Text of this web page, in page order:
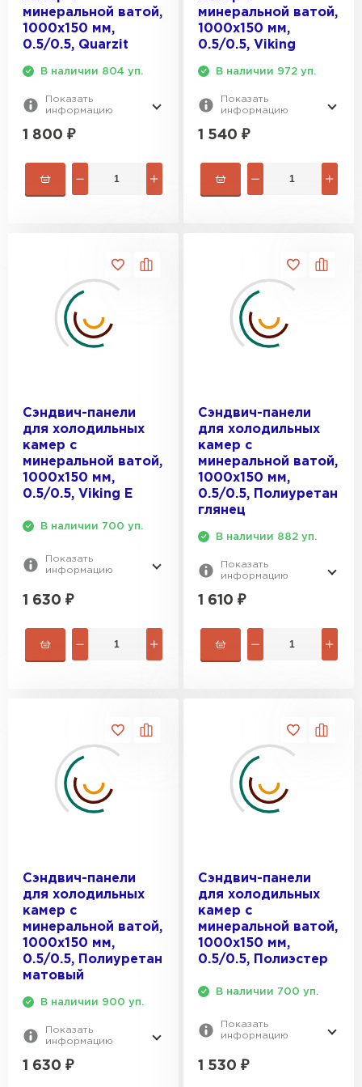
минеральной ватой,
1000х150 мм,
0.5/0.5, Quarzit
В наличии 804 уп.
Показать
информацию
1 800 ₽
минеральной ватой,
1000х150 мм,
0.5/0.5, Viking
В наличии 972 уп.
Показать
информацию
1 540 ₽
Сэндвич-панели
для холодильных
камер с
минеральной ватой,
1000х150 мм,
0.5/0.5, Viking E
В наличии 700 уп.
Показать
информацию
1 630 ₽
Сэндвич-панели
для холодильных
камер с
минеральной ватой,
1000х150 мм,
0.5/0.5, Полиуретан
глянец
В наличии 882 уп.
Показать
информацию
1 610 ₽
Сэндвич-панели
для холодильных
камер с
минеральной ватой,
1000х150 мм,
0.5/0.5, Полиуретан
матовый
В наличии 900 уп.
Показать
информацию
1 630 ₽
Сэндвич-панели
для холодильных
камер с
минеральной ватой,
1000х150 мм,
0.5/0.5, Полиэстер
В наличии 700 уп.
Показать
информацию
1 530 ₽